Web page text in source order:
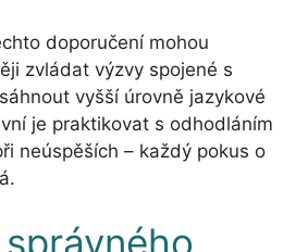
doporučení mohou
zvládat výzvy spojené s
vyšší úrovně jazykové
je praktikovat s odhodláním
neúspěších – každý pokus o